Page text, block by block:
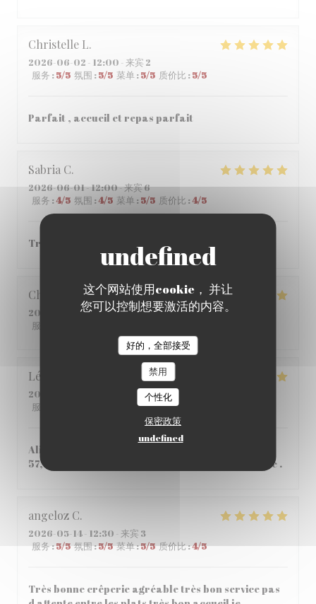
这个网站使用cookie， 并让
您可以控制想要激活的内容。
好的，全部接受
禁用
个性化
保密政策
undefined
Christelle L
2026-06-02 - 12:00 - 来宾 2
服务 :5/5 氛围 :5/5 菜单:5/5 质价比 :5/5
Parfait , accueil et repas parfait
Sabria C
2026-06-01- 12:00 - 来宾 6
服务 :4/5 氛围 :4/5 菜单:5/5 质价比 :4/5
Très bon ! je vous le recommande.
ChristopheC
2026-05-25- 12:45 - 来宾 2
服务
Léane
2026-05-14
- 20:00 - 来宾 2
服务
:5/5 质价比
Aliment de qualité, Très bon pas si cher que ça
57,80€ à 2 , personnel tres accueillant et aimable .
angeloz C
2026-05-14- 12:30 - 来宾 3
服务:5/5 氛围:5/5 菜单:5/5 质价比:4/5
Très bonne crêperie agréable très bon service pas